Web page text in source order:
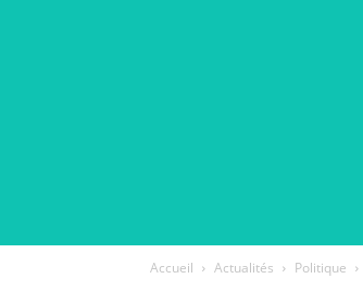
Accueil Actualités Politique